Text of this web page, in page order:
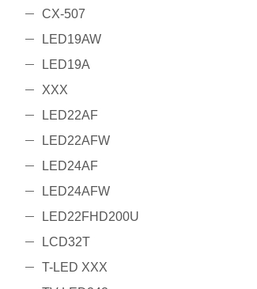
CX-507
LED19AW
LED19A
XXX
LED22AF
LED22AFW
LED24AF
LED24AFW
LED22FHD200U
LCD32T
T-LED XXX